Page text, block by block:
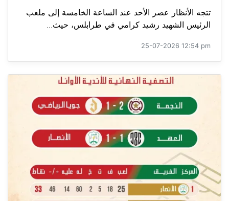
تتجه الأنظار عصر الأحد عند الساعة الخامسة إلى ملعب
الرئيس الشهيد رشيد كرامي في طرابلس، حيث...
25-07-2026 12:54 pm